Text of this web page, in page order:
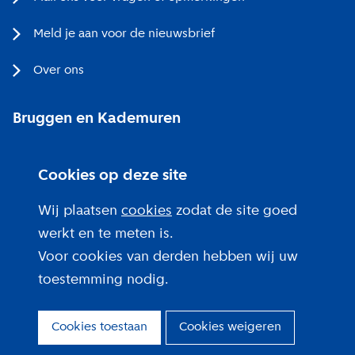
Cookies op deze site
Wij plaatsen cookies zodat de site goed
werkt en te meten is.
Voor cookies van derden hebben wij uw
toestemming nodig.
Cookies toestaan Cookies weigeren
Meld je aan voor de nieuwsbrief
Over ons
Bruggen en Kademuren
Privacy